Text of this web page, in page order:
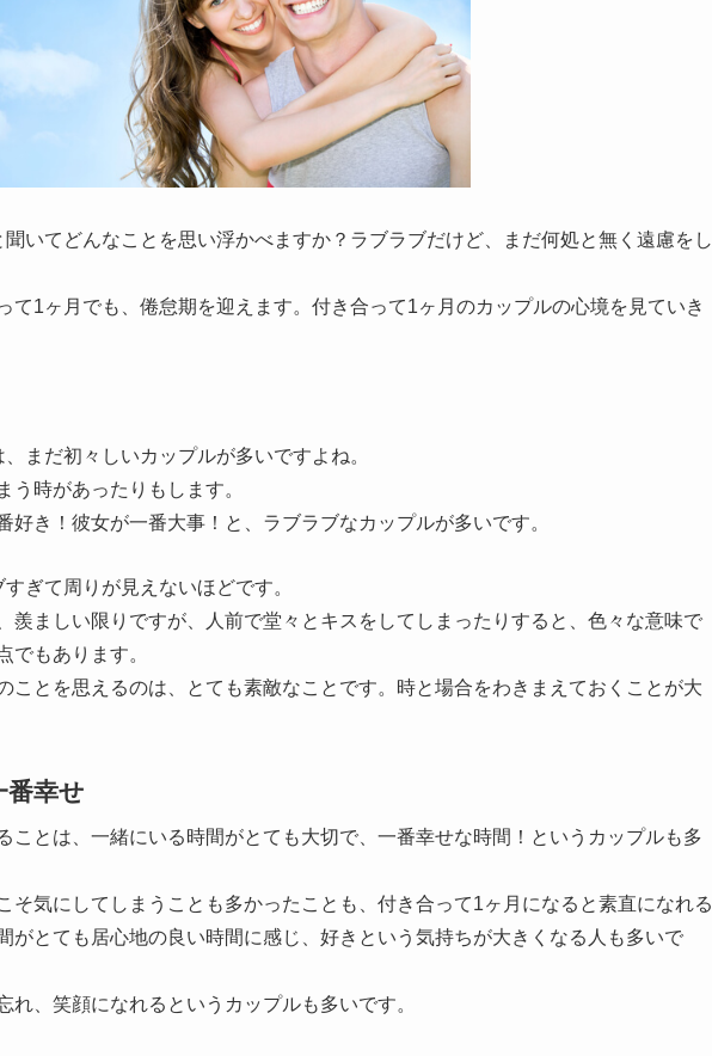
いてどんなことを思い浮かべますか？ラブラブだけど、まだ何処と無く遠慮をし
て1ヶ月でも、倦怠期を迎えます。付き合って1ヶ月のカップルの心境を見ていき
まだ初々しいカップルが多いですよね。
う時があったりもします。
好き！彼女が一番大事！と、ラブラブなカップルが多いです。
ぎて周りが見えないほどです。
羨ましい限りですが、人前で堂々とキスをしてしまったりすると、色々な意味で
でもあります。
ことを思えるのは、とても素敵なことです。時と場合をわきまえておくことが大
番幸せ
ことは、一緒にいる時間がとても大切で、一番幸せな時間！というカップルも多
そ気にしてしまうことも多かったことも、付き合って1ヶ月になると素直になれる
がとても居心地の良い時間に感じ、好きという気持ちが大きくなる人も多いで
れ、笑顔になれるというカップルも多いです。